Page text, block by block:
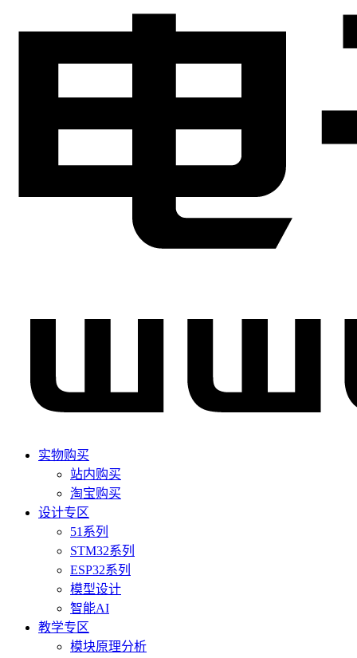
实物购买
站内购买
淘宝购买
设计专区
51系列
STM32系列
ESP32系列
模型设计
智能AI
教学专区
模块原理分析